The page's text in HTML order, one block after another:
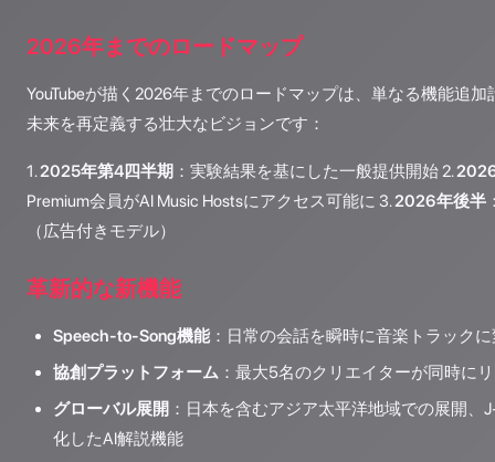
2026年までのロードマップ
YouTubeが描く2026年までのロードマップは、単なる機能追
未来を再定義する壮大なビジョンです：
1.2025年第4四半期 ：実験結果を基にした一般提供開始 2.
Premium会員がAI Music Hostsにアクセス可能に 3.2026年後半
（広告付きモデル）
革新的な新機能
Speech-to-Song機能 ：日常の会話を瞬時に音楽トラック
協創プラットフォーム ：最大5名のクリエイターが同時に
グローバル展開 ：日本を含むアジア太平洋地域での展開、
化したAI解説機能